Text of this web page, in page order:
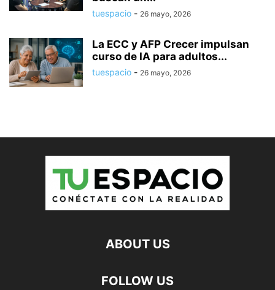
tuespacio - 26 mayo, 2026
La ECC y AFP Crecer impulsan
curso de IA para adultos...
tuespacio - 26 mayo, 2026
ABOUT US
FOLLOW US